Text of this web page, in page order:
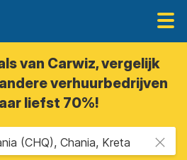
van Carwiz, vergelijk
verhuurbedrijven
liefst 70%!
(CHQ), Chania, Kreta